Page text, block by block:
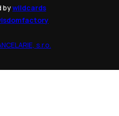
bywildcards
s.r.o.